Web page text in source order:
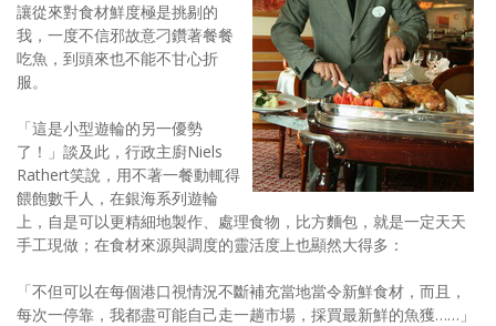
讓從來對食材鮮度極是挑剔的
我，一度不信邪故意刁鑽著餐餐
吃魚，到頭來也不能不甘心折
服。
「這是小型遊輪的另一優勢
了！」談及此，行政主廚Niels
Rathert笑說，用不著一餐動輒得
餵飽數千人，在銀海系列遊輪
上，自是可以更精細地製作、處理食物，比方麵包，就是一定天天
手工現做；在食材來源與調度的靈活度上也顯然大得多：
「不但可以在每個港口視情況不斷補充當地當令新鮮食材，而且，
每次一停靠，我都盡可能自己走一趟市場，採買最新鮮的魚獲……」